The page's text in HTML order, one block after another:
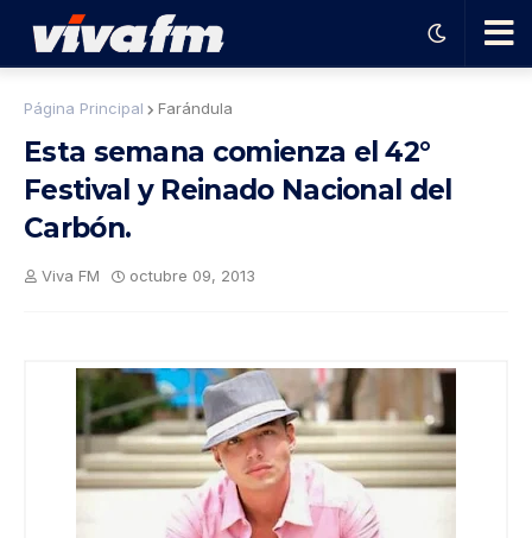
el
pro
gra
Página Principal Farándula
Esta semana comienza el 42°
Festival y Reinado Nacional del
Carbón.
Viva FM octubre 09, 2013